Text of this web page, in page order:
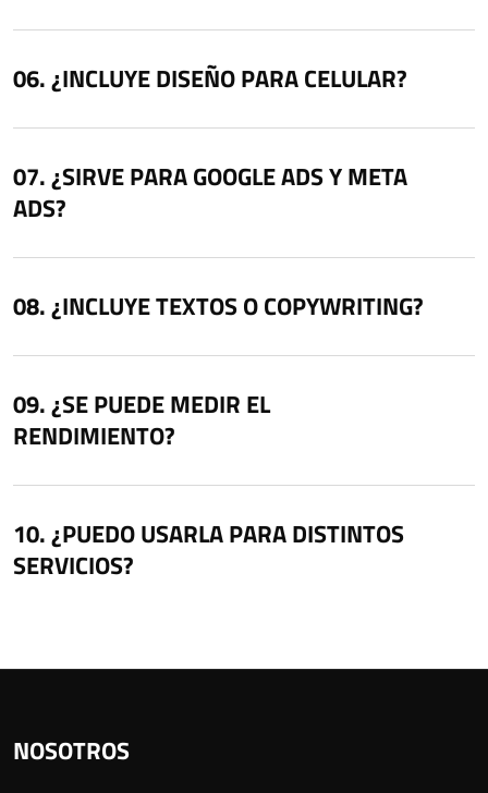
¿INCLUYE DISEÑO PARA CELULAR?
¿SIRVE PARA GOOGLE ADS Y META
ADS?
¿INCLUYE TEXTOS O COPYWRITING?
¿SE PUEDE MEDIR EL
RENDIMIENTO?
¿PUEDO USARLA PARA DISTINTOS
SERVICIOS?
NOSOTROS